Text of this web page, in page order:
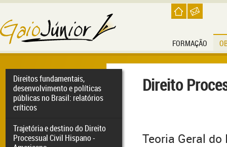
FORMAÇÃO
Direitos fundamentais,
desenvolvimento e políticas
públicas no Brasil: relatórios
críticos
Trajetória e destino do Direito
Processual Civil Hispano -
Direito
Teoria Geral